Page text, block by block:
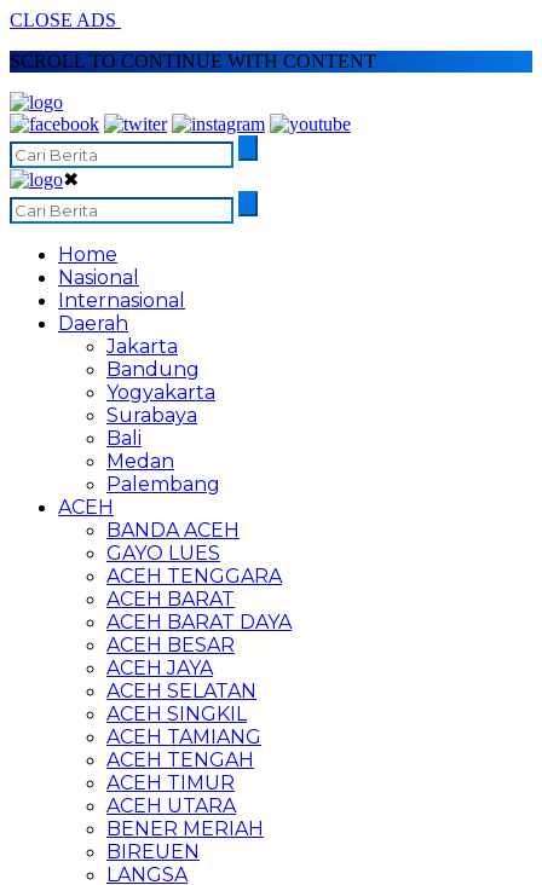
CLOSE ADS
SCROLL TO CONTINUE WITH CONTENT
✖
Home
Nasional
Internasional
Daerah
Jakarta
Bandung
Yogyakarta
Surabaya
Bali
Medan
Palembang
ACEH
BANDA ACEH
GAYO LUES
ACEH TENGGARA
ACEH BARAT
ACEH BARAT DAYA
ACEH BESAR
ACEH JAYA
ACEH SELATAN
ACEH SINGKIL
ACEH TAMIANG
ACEH TENGAH
ACEH TIMUR
ACEH UTARA
BENER MERIAH
BIREUEN
LANGSA